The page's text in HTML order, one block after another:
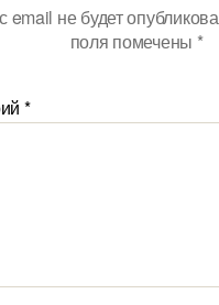
не будет
поля помечены *
*